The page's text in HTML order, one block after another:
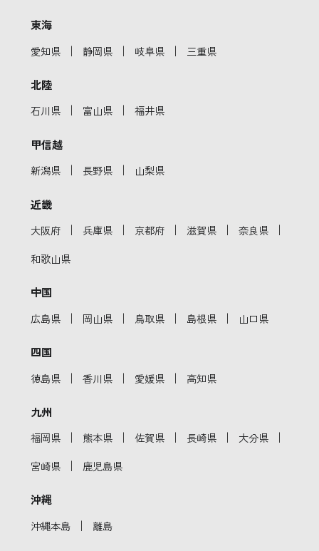
東海
愛知県 ｜ 静岡県 ｜ 岐阜県 ｜ 三重県
北陸
石川県 ｜ 富山県 ｜ 福井県
甲信越
新潟県 ｜ 長野県 ｜ 山梨県
近畿
大阪府 ｜ 兵庫県 ｜ 京都府 ｜ 滋賀県 ｜ 奈良県 ｜
和歌山県
中国
広島県 ｜ 岡山県 ｜ 鳥取県 ｜ 島根県 ｜ 山口県
四国
徳島県 ｜ 香川県 ｜ 愛媛県 ｜ 高知県
九州
福岡県 ｜ 熊本県 ｜ 佐賀県 ｜ 長崎県 ｜ 大分県 ｜
宮崎県 ｜ 鹿児島県
沖縄
沖縄本島 ｜ 離島